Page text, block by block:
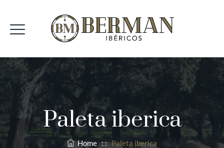
Paleta iberica
Home: :Paleta iberica